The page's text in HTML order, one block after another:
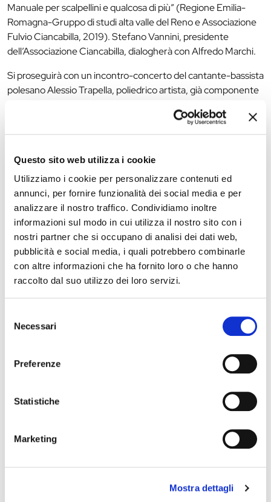
Questo sito web utilizza i cookie
Utilizziamo i cookie per personalizzare contenuti ed
annunci, per fornire funzionalità dei social media e per
analizzare il nostro traffico. Condividiamo inoltre
informazioni sul modo in cui utilizza il nostro sito con i
nostri partner che si occupano di analisi dei dati web,
pubblicità e social media, i quali potrebbero combinarle
con altre informazioni che ha fornito loro o che hanno
raccolto dal suo utilizzo dei loro servizi.
delNecessari
Preferenze
Statistiche
Marketing
Mostra dettagli
Manuale per scalpellini e qualcosa di più” (Regione Emilia-
Romagna-Gruppo di studi alta valle del Reno e Associazione
Fulvio Ciancabilla, 2019). Stefano Vannini, presidente
dell’Associazione Ciancabilla, dialogherà con Alfredo Marchi.
Si proseguirà con un incontro-concerto del cantante-bassista
polesano Alessio Trapella, poliedrico artista, già componente
presentato da Vittorio Zanella (maestro del Teatro di Figura
italiano)
Concluderà il pomeriggio, come ormai da lunga tradizione, un
buffet riservato a tutti gli intervenuti. Promosso dal Comune
di Ferrara, dal MAF e dall’Associazione omonima, l’incontro
culturale è a ingresso libero e gratuito.
The editorial team is not responsible for any inaccuracies or
changes in the program of events reported. In case of
cancellation, variation, modification of the information of an